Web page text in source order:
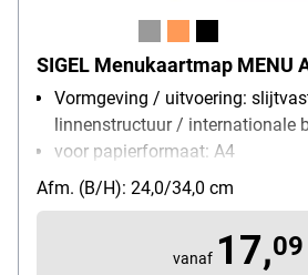
SIGEL Menukaartmap MENU
Vormgeving / uitvoering:
linnenstructuur / internationale
voor papierformaat: A4
Bijzonderheden: met rubberen
Materiaal: Polyurethan /
Afm. (B/H): 24,0/34,0 cm
vanaf 17,09